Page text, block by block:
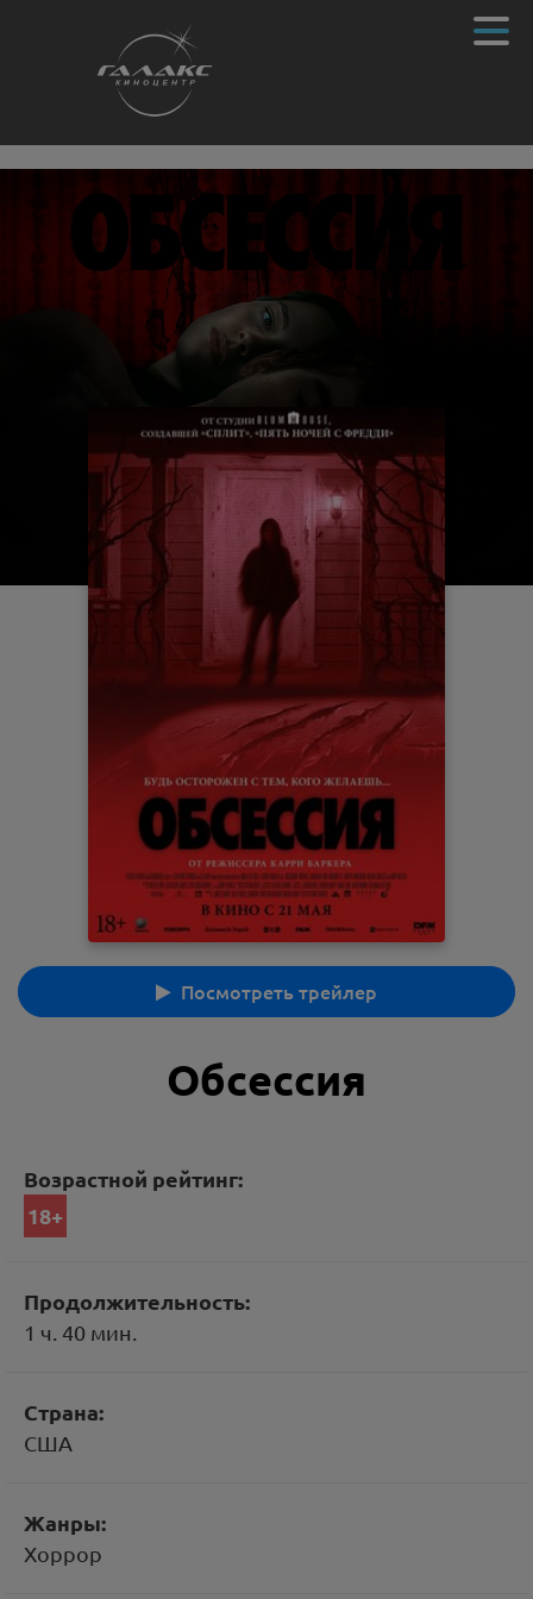
Посмотреть трейлер
Обсессия
Возрастной рейтинг:
18+
Продолжительность:
1 ч. 40 мин.
Страна:
США
Жанры:
Хоррор